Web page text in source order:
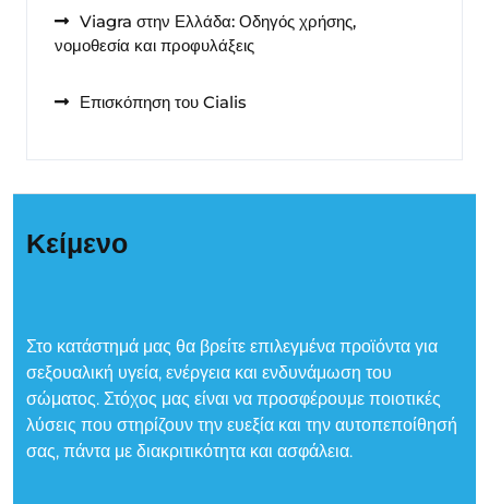
Viagra στην Ελλάδα: Οδηγός χρήσης,
νομοθεσία και προφυλάξεις
Επισκόπηση του Cialis
Κείμενο
Στο κατάστημά μας θα βρείτε επιλεγμένα προϊόντα για
σεξουαλική υγεία, ενέργεια και ενδυνάμωση του
σώματος. Στόχος μας είναι να προσφέρουμε ποιοτικές
λύσεις που στηρίζουν την ευεξία και την αυτοπεποίθησή
σας, πάντα με διακριτικότητα και ασφάλεια.